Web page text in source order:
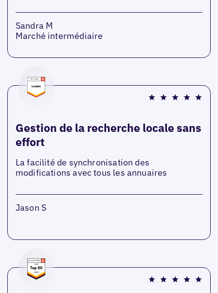
Sandra M
Marché intermédiaire
Gestion de la recherche locale sans
effort
La facilité de synchronisation des
modifications avec tous les annuaires
Jason S